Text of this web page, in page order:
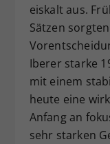
eiskalt aus.
Sätzen
Iberer starke
mit einem
heute eine
Anfang an
sehr starken